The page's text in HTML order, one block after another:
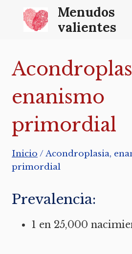
Saltar
Menudos
valientes
enanismo
primordial
Inicio /Acondroplasia,
primordial
Prevalencia:
1 en 25,000